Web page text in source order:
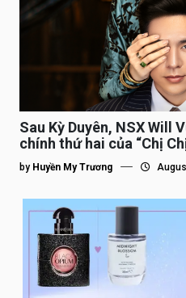
Sau Kỳ Duyên, NSX Will
chính thứ hai của “Chị
by Huyền My Trương